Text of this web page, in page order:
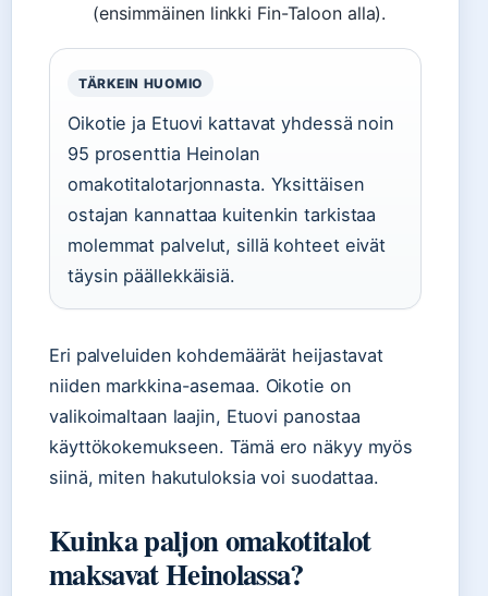
(ensimmäinen linkki Fin-Taloon alla).
TÄRKEIN HUOMIO
Oikotie ja Etuovi kattavat yhdessä noin
95 prosenttia Heinolan
omakotitalotarjonnasta. Yksittäisen
ostajan kannattaa kuitenkin tarkistaa
molemmat palvelut, sillä kohteet eivät
täysin päällekkäisiä.
Eri palveluiden kohdemäärät heijastavat
niiden markkina-asemaa. Oikotie on
valikoimaltaan laajin, Etuovi panostaa
käyttökokemukseen. Tämä ero näkyy myös
siinä, miten hakutuloksia voi suodattaa.
Kuinka paljon omakotitalot
maksavat Heinolassa?